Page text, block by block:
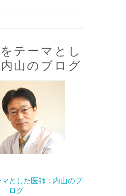
テーマとし
山のブログ
とした医師：内山のブ
ログ